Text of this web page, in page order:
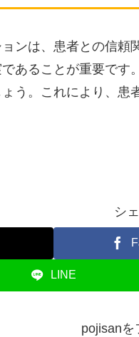
ンは、患者との信頼
あることが重要で
う。これにより、
シ
LINE
pojisanを